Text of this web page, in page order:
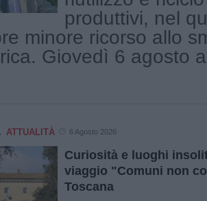
produttivi, nel
minore ricorso allo
Giovedì 6 agosto
ATTUALITÀ 6 Agosto 2026
Curiosità e luoghi
viaggio "Comuni non
Toscana